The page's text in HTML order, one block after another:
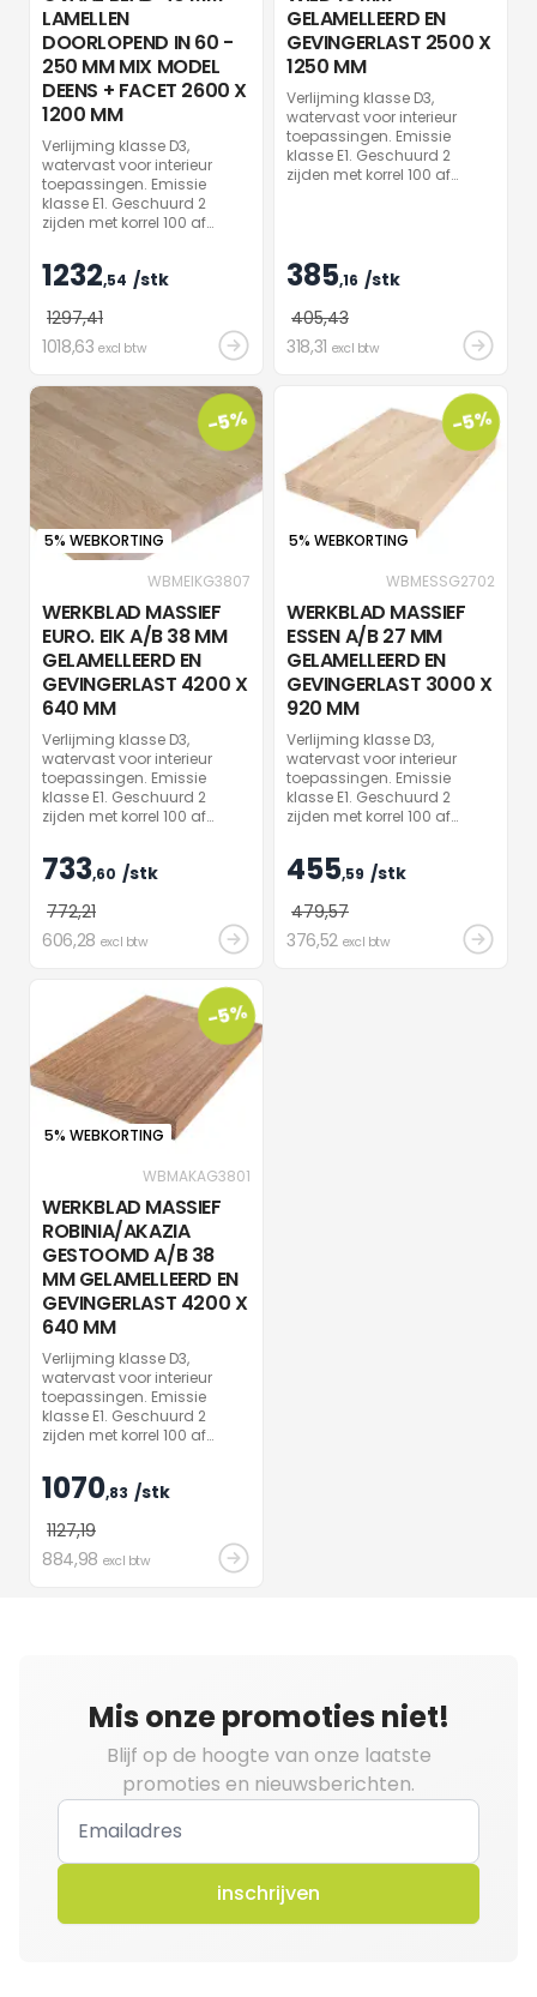
LAMELLEN
DOORLOPEND IN 60 -
250 MM MIX MODEL
DEENS + FACET 2600 X
1200 MM
Verlijming klasse D3,
watervast voor interieur
toepassingen. Emissie
klasse E1. Geschuurd 2
zijden met korrel 100 af
folie. Vochtigheid af fabriek
10%, +/- 2 %. Onbehandeld.
Oil plus 2C Naturel voor een
mooi natuurlijk effect.
1232,54 /stk
1297,41
1018,63 excl btw
GELAMELLEERD EN
GEVINGERLAST 2500 X
1250 MM
Verlijming klasse D3,
watervast voor interieur
toepassingen. Emissie
klasse E1. Geschuurd 2
zijden met korrel 100 af
Oil plus 2C Naturel voor een
mooi natuurlijk effect.
385,16 /stk
405,43
318,31 excl btw
-5%
5% WEBKORTING
WBMEIKG3807
WERKBLAD MASSIEF
EURO. EIK A/B 38 MM
GELAMELLEERD EN
GEVINGERLAST 4200 X
640 MM
Verlijming klasse D3,
watervast voor interieur
toepassingen. Emissie
klasse E1. Geschuurd 2
zijden met korrel 100 af
folie. Vochtigheid af fabriek
10%, +/- 2 %. Onbehandeld.
Oil plus 2C Naturel voor een
mooi natuurlijk effect.
733,60 /stk
772,21
606,28 excl btw
-5%
5% WEBKORTING
WBMESSG2702
WERKBLAD MASSIEF
ESSEN A/B 27 MM
GELAMELLEERD EN
GEVINGERLAST 3000 X
920 MM
Verlijming klasse D3,
watervast voor interieur
toepassingen. Emissie
klasse E1. Geschuurd 2
zijden met korrel 100 af
folie. Vochtigheid af fabriek
10%, +/- 2 %. Onbehandeld.
Oil plus 2C Naturel voor een
mooi natuurlijk effect.
455,59 /stk
479,57
376,52 excl btw
-5%
5% WEBKORTING
WBMAKAG3801
WERKBLAD MASSIEF
ROBINIA/AKAZIA
GESTOOMD A/B 38
MM GELAMELLEERD EN
GEVINGERLAST 4200 X
640 MM
Verlijming klasse D3,
watervast voor interieur
toepassingen. Emissie
klasse E1. Geschuurd 2
zijden met korrel 100 af
folie. Vochtigheid af fabriek
10%, +/- 2 %. Onbehandeld.
Oil plus 2C Naturel voor een
mooi natuurlijk effect.
1070,83 /stk
1127,19
884,98 excl btw
Mis onze promoties niet!
Blijf op de hoogte van onze laatste
promoties en nieuwsberichten.
inschrijven